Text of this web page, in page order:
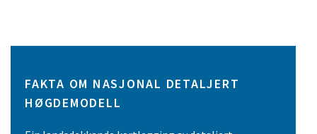
FAKTA OM NASJONAL DETALJERT
HØGDEMODELL